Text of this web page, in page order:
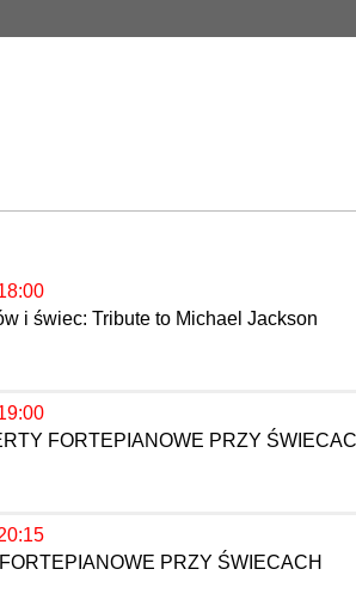
i świec: Tribute to Michael Jackson
FORTEPIANOWE PRZY
PRZY ŚWIECACH